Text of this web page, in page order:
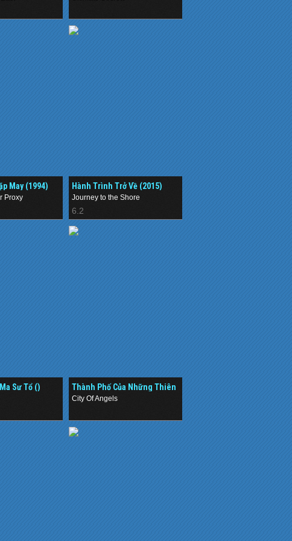
May (1994)
Proxy
Hành Trình Trở Về (2015)
Journey to the Shore
6.2
Sư Tổ ()
Thành Phố Của Những Thiên
Thần ()
City Of Angels